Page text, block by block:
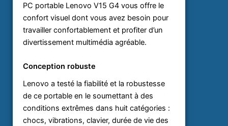
PC portable Lenovo V15 G4 vous offre le
confort visuel dont vous avez besoin pour
travailler confortablement et profiter d’un
divertissement multimédia agréable.
Conception robuste
Lenovo a testé la fiabilité et la robustesse
de ce portable en le soumettant à des
conditions extrêmes dans huit catégories :
chocs, vibrations, clavier, durée de vie des